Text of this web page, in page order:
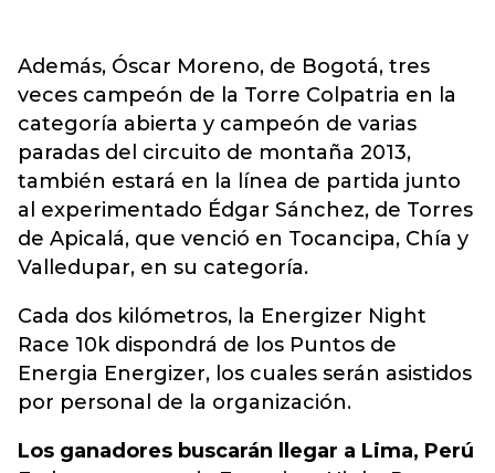
Además, Óscar Moreno, de Bogotá, tres
veces campeón de la Torre Colpatria en la
categoría abierta y campeón de varias
paradas del circuito de montaña 2013,
también estará en la línea de partida junto
al experimentado Édgar Sánchez, de Torres
de Apicalá, que venció en Tocancipa, Chía y
Valledupar, en su categoría.
Cada dos kilómetros, la Energizer Night
Race 10k dispondrá de los Puntos de
Energia Energizer, los cuales serán asistidos
por personal de la organización.
Los ganadores buscarán llegar a Lima, Perú